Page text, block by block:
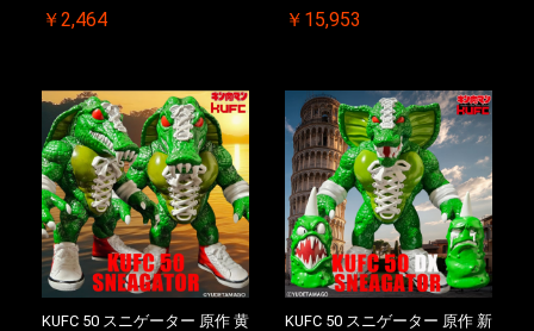
￥2,464 ￥15,953
KUFC 50 スニゲーター 原作 黄
KUFC 50 スニゲーター 原作 新